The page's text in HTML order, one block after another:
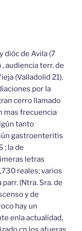
dióc de Avila (7
audiencia terr. de
(Valladolid 21).
por la
cerro llamado
mas frecuencia
tanto
gastroenteritis
; la de
letras
reales; varios
(Ntra. Sra. de
y de
hay un
enla actualidad,